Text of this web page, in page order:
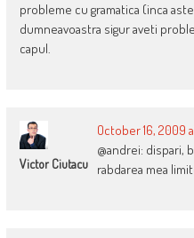
probleme cu gramatica (inca
dumneavoastra sigur aveti
capul.
Victor Ciutacu
October 16, 2009
@andrei: dispari,
rabdarea mea